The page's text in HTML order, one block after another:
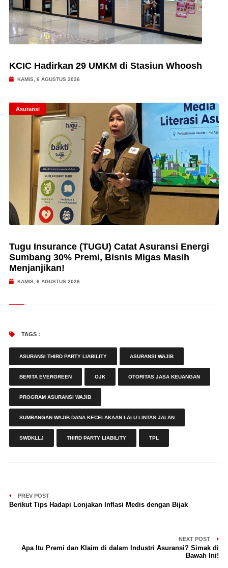
KCIC Hadirkan 29 UMKM di Stasiun Whoosh
KAMIS, 6 AGUSTUS 2026
Asuransi
Tugu Insurance (TUGU) Catat Asuransi Energi
Sumbang 30% Premi, Bisnis Migas Masih
Menjanjikan!
KAMIS, 6 AGUSTUS 2026
TAGS :
ASURANSI THIRD PARTY LIABILITY ASURANSI WAJIB
BERITA EVERGREEN OJK OTORITAS JASA KEUANGAN
PROGRAM ASURANSI WAJIB
SUMBANGAN WAJIB DANA KECELAKAAN LALU LINTAS JALAN
SWDKLLJ THIRD PARTY LIABILITY TPL
PREV POST
Berikut Tips Hadapi Lonjakan Inflasi Medis dengan Bijak
NEXT POST
Apa Itu Premi dan Klaim di dalam Industri Asuransi? Simak di
Bawah Ini!